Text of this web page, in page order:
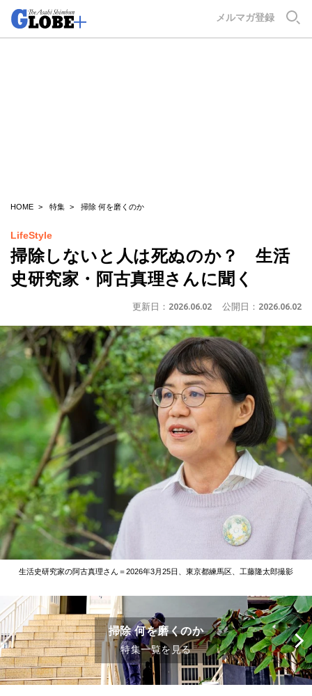
メルマガ登録
HOME 特集 掃除 何を磨くのか
LifeStyle
掃除しないと人は死ぬのか？ 生活
史研究家・阿古真理さんに聞く
更新日： 2026.06.02 公開日： 2026.06.02
生活史研究家の阿古真理さん＝2026年3月25日、東京都練馬区、工藤隆太郎撮影
掃除 何を磨くのか
特集一覧を見る